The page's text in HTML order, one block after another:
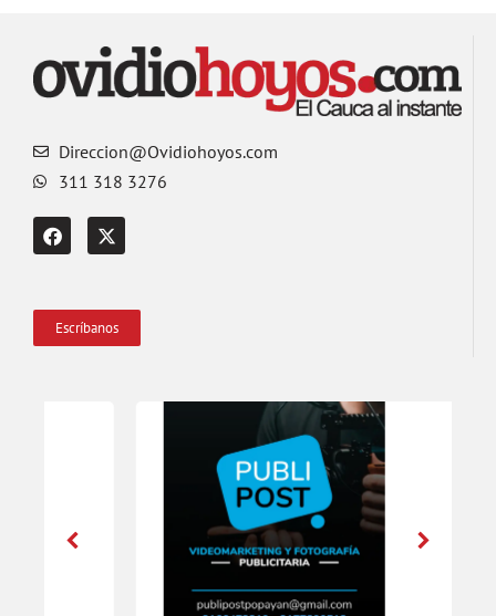
Direccion@Ovidiohoyos.com
311 318 3276
Escríbanos